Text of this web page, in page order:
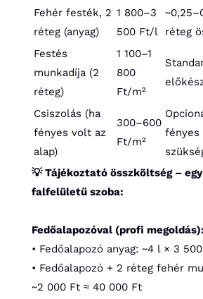
Fehér festék, 2
réteg (anyag)
1 800–3
500 Ft/l
réteg
Festés
munkadíja (2
réteg)
1 100–1
800
Ft/m²
Csiszolás (ha
fényes volt az
alap)
300–600
Ft/m²
fényes
💡 Tájékoztató összköltség – egy
falfelületű szoba:
Fedőalapozóval (profi megoldás):
• Fedőalapozó anyag: ~4 l × 3
• Fedőalapozó + 2 réteg fehér
~2 000 Ft ≈ 40 000 Ft